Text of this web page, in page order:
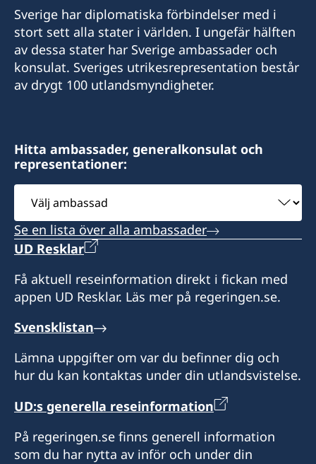
John F. Kennedy 604, Plaza Compostela Suite 6-
i-1, Ensanche Paraiso, C.P.11202
Öppettider:
måndag - fredag 10.00-12.00 genom
provisoriska pass. Betalning av konsulär avgift
sker kontant.
Konsulärt distrikt: Dominikanska Republiken
Honorär generalkonsul
Juan Cordero
Sverige har diplomatiska förbindelser med i
stort sett alla stater i världen. I ungefär hälften
av dessa stater har Sverige ambassader och
konsulat. Sveriges utrikesrepresentation består
av drygt 100 utlandsmyndigheter.
Hitta ambassader, generalkonsulat och
representationer:
Välj
ambassad
Se en lista över alla ambassader
UD Resklar
Få aktuell reseinformation direkt i fickan med
appen UD Resklar. Läs mer på regeringen.se.
Svensklistan
Lämna uppgifter om var du befinner dig och
hur du kan kontaktas under din utlandsvistelse.
UD:s generella reseinformation
På regeringen.se finns generell information
som du har nytta av inför och under din